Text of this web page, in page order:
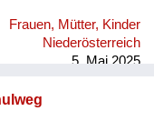
Frauen, Mütter, Kinder
Niederösterreich
5. Mai 2025